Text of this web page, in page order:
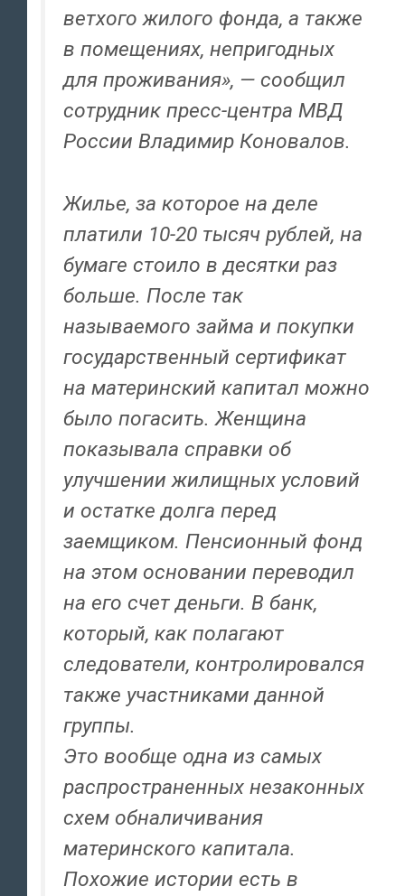
ветхого жилого фонда, а также
в помещениях, непригодных
для проживания», — сообщил
сотрудник пресс-центра МВД
России Владимир Коновалов.
Жилье, за которое на деле
платили 10-20 тысяч рублей, на
бумаге стоило в десятки раз
больше. После так
называемого займа и покупки
государственный сертификат
на материнский капитал можно
было погасить. Женщина
показывала справки об
улучшении жилищных условий
и остатке долга перед
заемщиком. Пенсионный фонд
на этом основании переводил
на его счет деньги. В банк,
который, как полагают
следователи, контролировался
также участниками данной
группы.
Это вообще одна из самых
распространенных незаконных
схем обналичивания
материнского капитала.
Похожие истории есть в